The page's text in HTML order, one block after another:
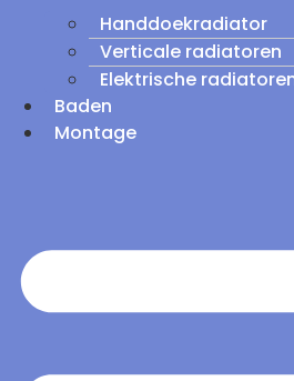
Handdoekradiator
Verticale radiatoren
Elektrische
Baden
Montage